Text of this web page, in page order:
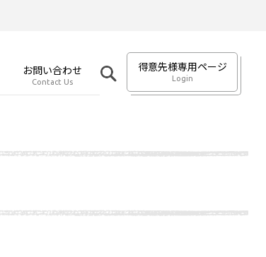
お問い合わせ
Contact Us
得意先様専用ページ
Login